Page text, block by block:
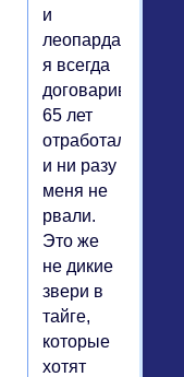
и
леопардами
я всегда
договаривался.
65 лет
отработал,
и ни разу
меня не
рвали.
Это же
не дикие
звери в
тайге,
которые
хотят